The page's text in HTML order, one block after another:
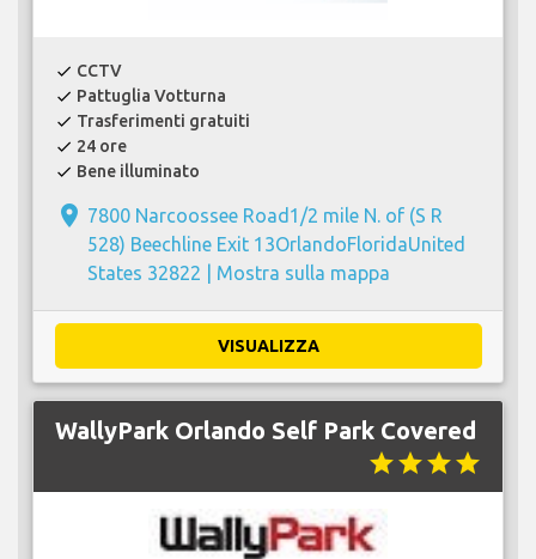
check CCTV
check Pattuglia Votturna
check Trasferimenti gratuiti
check 24 ore
check Bene illuminato
place 7800 Narcoossee Road1/2 mile N. of (S R
528) Beechline Exit 13OrlandoFloridaUnited
States 32822 | Mostra sulla mappa
VISUALIZZA
WallyPark Orlando Self Park Covered
starstarstarstar